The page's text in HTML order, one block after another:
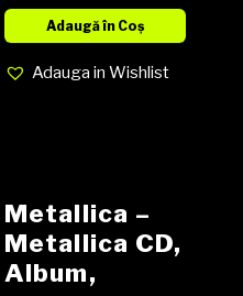
Adaugă în Coș
Adauga in Wishlist
Metallica –
Metallica CD,
Album,